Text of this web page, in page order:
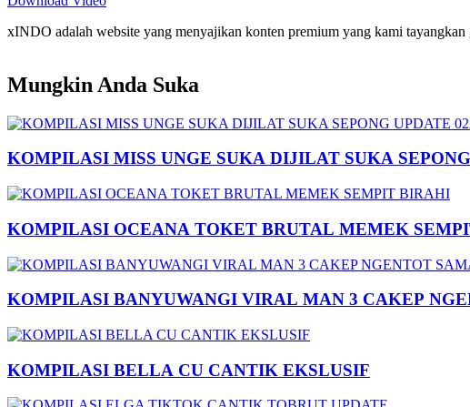
xINDO adalah website yang menyajikan konten premium yang kami
Mungkin Anda Suka
KOMPILASI MISS UNGE SUKA DIJILAT SUKA
KOMPILASI OCEANA TOKET BRUTAL MEMEK
KOMPILASI BANYUWANGI VIRAL MAN 3 CAKEP
KOMPILASI BELLA CU CANTIK EKSLUSIF